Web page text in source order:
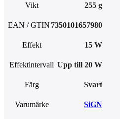
Vikt 255 g
EAN / GTIN 7350101657980
Effekt 15 W
Effektintervall Upp till 20 W
Färg Svart
Varumärke SiGN